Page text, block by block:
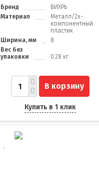
Бренд
ВИХРЬ
Материал
Металл/2х-
компонентный
пластик
Ширина, мм
8
Вес без
упаковки
0.28 кг
В корзину
Купить в 1 клик